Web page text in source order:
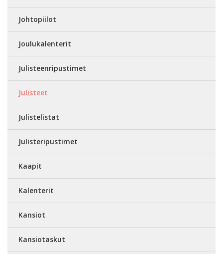
Johtopiilot
Joulukalenterit
Julisteenripustimet
Julisteet
Julistelistat
Julisteripustimet
Kaapit
Kalenterit
Kansiot
Kansiotaskut